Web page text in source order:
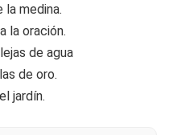
la medina.
la oración.
de agua
de oro.
jardín.